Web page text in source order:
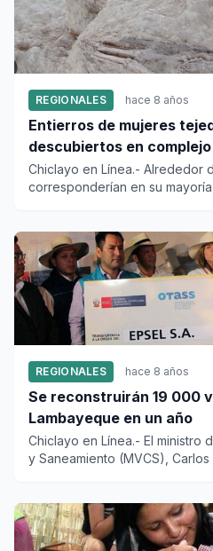
REGIONALES hace 8 años
Entierros de mujeres
descubiertos en
Chiclayo en Línea.- Alrededor
corresponderían en su
REGIONALES hace 8 años
Se reconstruirán 19 000
Lambayeque en un año
Chiclayo en Línea.- El ministro
y Saneamiento (MVCS),